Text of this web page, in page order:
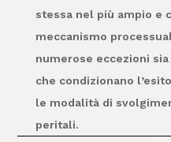
stessa nel più ampio e
meccanismo
numerose eccezioni
che condizionano
le modalità di
peritali.